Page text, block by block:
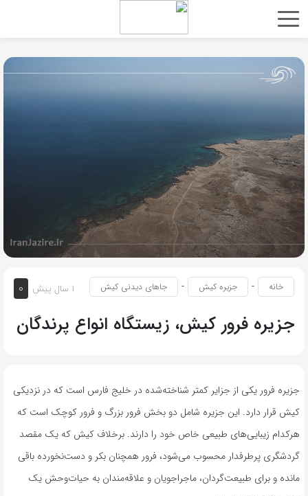
1 سال پیش 0 خانه - جزیره کیش - جاهای دیدنی کیش
جزیره فرور کیش، زیستگاه انواع پرندگان
جزیره فرور یکی از جزایر کمتر شناخته‌شده در خلیج فارس است که در نزدیکی
کیش قرار دارد. این جزیره شامل دو بخش فرور بزرگ و فرور کوچک است که
هرکدام زیبایی‌های طبیعی خاص خود را دارند. برخلاف کیش که یک مقصد
گردشگری پرطرفدار محسوب می‌شود، فرور همچنان بکر و دست‌نخورده باقی
مانده و برای طبیعت‌گردان، ماجراجویان و علاقه‌مندان به حیات‌وحش یک